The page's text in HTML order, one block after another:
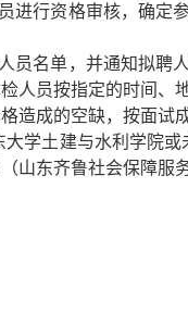
进行资格审核，确定
员名单，并通知拟聘
人员按指定的时间、
造成的空缺，按面试
学土建与水利学院
山东齐鲁社会保障